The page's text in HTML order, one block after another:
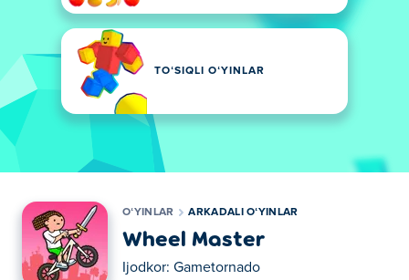
TOʻSIQLI OʻYINLAR
OʻYINLAR ARKADALI OʻYINLAR
Wheel Master
Ijodkor: Gametornado